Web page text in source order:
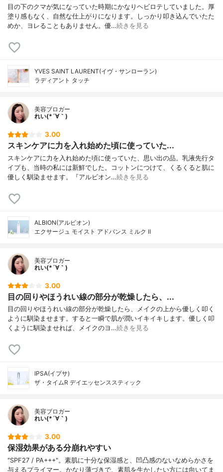
目の下のクマが気になっていた時期にかなりヘビロテしていました。厚
塗り感もなく、自然な仕上がりになります。しっかり叩き込んでいたた
めか、ヨレることもありません。優…続きを見る
YVES SAINT LAURENT(イヴ・サンローラン)
ラディアント タッチ
美容ブロガー
れい(*´∀｀)
3.00
スキンケアに力を入れ始めた頃に使っていた...
スキンケアに力を入れ始めた頃に使っていた、思い出の品。乳液先行タ
イプも、当時の私には新鮮でした。コットンにつけて、くるくると肌に
優しく馴染ませます。『アルビオン…続きを見る
ALBION(アルビオン)
エクサージュ モイスト アドバンス ミルク Ⅱ
美容ブロガー
れい(*´∀｀)
3.00
目の回りやほうれい線の部分が乾燥したら、...
目の回りやほうれい線の部分が乾燥したら、メイクの上から優しく叩く
ように馴染ませます。すると一瞬で肌が潤いイキイキします。優しく叩
くように馴染ませれば、メイクのヨ…続きを見る
IPSA(イプサ)
ザ・タイムR デイエッセンススティック
美容ブロガー
れい(*´∀｀)
3.00
保湿効果がある分崩れやすい
"SPF27 / PA+++"。素肌に十分な保湿感と、凹凸感のないなめらかさを
与えるプライマー。かなり薄づきで、素肌を生かしたい方には向いてま